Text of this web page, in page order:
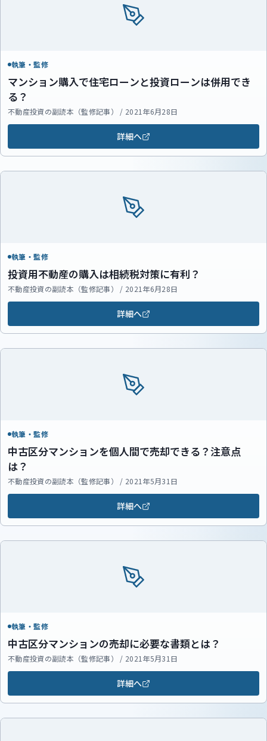
執筆・監修
マンション購入で住宅ローンと投資ローンは併用でき
る？
不動産投資の副読本（監修記事） / 2021年6月28日
詳細へ
執筆・監修
投資用不動産の購入は相続税対策に有利？
不動産投資の副読本（監修記事） / 2021年6月28日
詳細へ
執筆・監修
中古区分マンションを個人間で売却できる？注意点
は？
不動産投資の副読本（監修記事） / 2021年5月31日
詳細へ
執筆・監修
中古区分マンションの売却に必要な書類とは？
不動産投資の副読本（監修記事） / 2021年5月31日
詳細へ